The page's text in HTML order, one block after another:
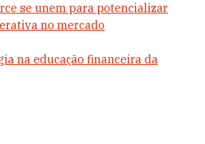
se unem para potencializar
no mercado
na educação financeira da